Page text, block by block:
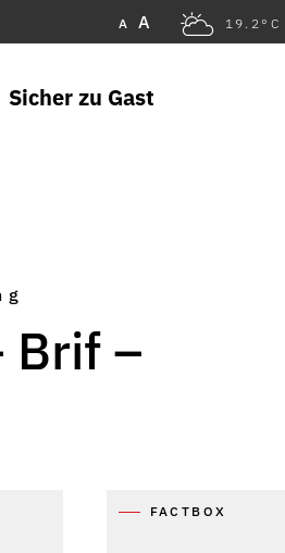
A A 19.2°C
Sicher zu Gast
Brif –
FACTBOX